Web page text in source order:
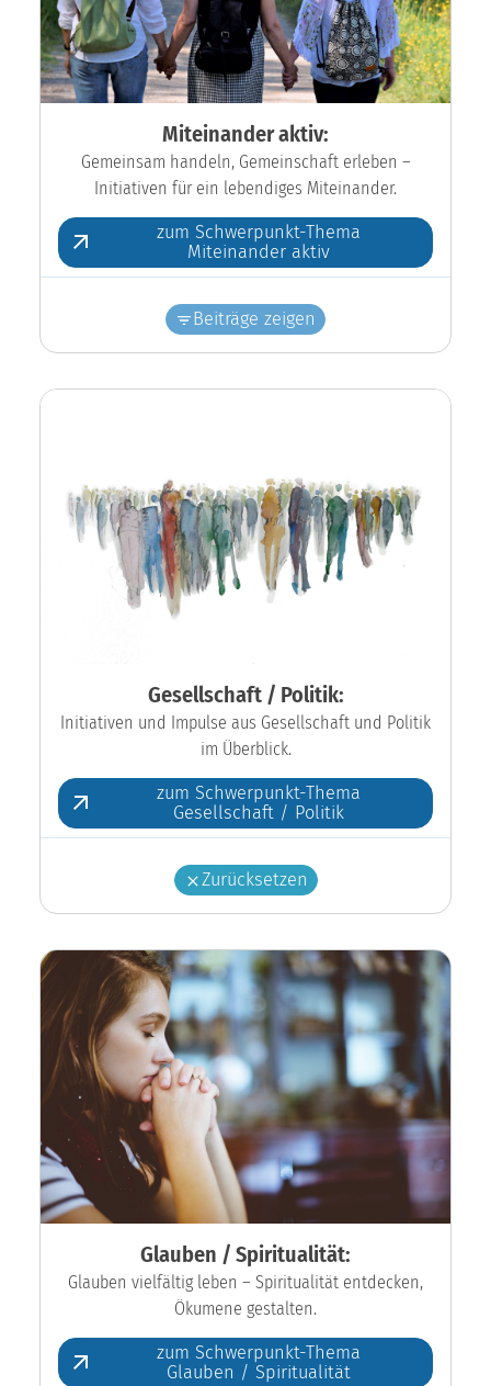
Miteinander aktiv:
Gemeinsam handeln, Gemeinschaft erleben –
Initiativen für ein lebendiges Miteinander.
zum Schwerpunkt-Thema
Miteinander aktiv
Beiträge zeigen
Gesellschaft / Politik:
Initiativen und Impulse aus Gesellschaft und Politik
im Überblick.
zum Schwerpunkt-Thema
Gesellschaft / Politik
Zurücksetzen
Glauben / Spiritualität:
Glauben vielfältig leben – Spiritualität entdecken,
Ökumene gestalten.
zum Schwerpunkt-Thema
Glauben / Spiritualität